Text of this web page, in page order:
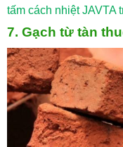
tấm cách nhiệt JAVTA
7. Gạch từ tàn